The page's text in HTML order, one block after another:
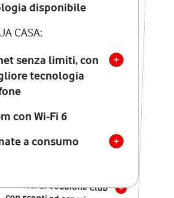
disponibile
CASA:
senza limiti, con
tecnologia
con Wi-Fi 6
a consumo
tecnologia disponibile
LA TUA CASA:
Internet senza limiti, con
la migliore tecnologia
Vodafone
Modem Seven con Wi-Fi 7
Chiamate illimitate verso
numeri fissi e mobili
nazionali
12 mesi di Vodafone Club
con sconti ed esperienze
esclusive, poi si disattiva